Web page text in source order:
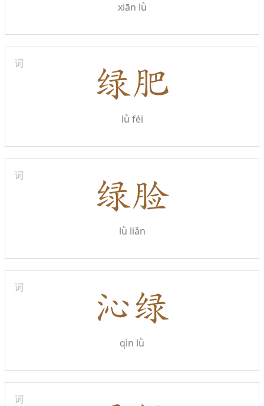
xiān lǜ
词
lǜ féi
词
lǜ liǎn
词
qìn lǜ
词